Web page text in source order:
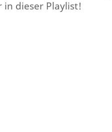
dieser Playlist!